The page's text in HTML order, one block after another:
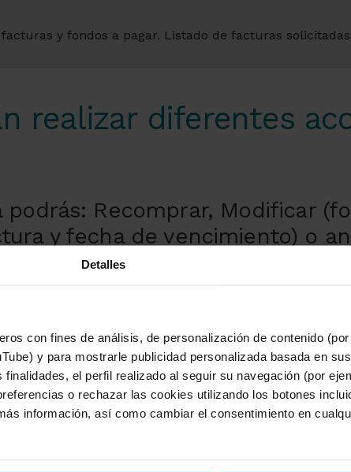
Detalles
con fines de análisis, de personalización de contenido
y para mostrarle publicidad personalizada basada en
el perfil realizado al seguir su navegación (por
o rechazar las cookies utilizando los botones
información, así como cambiar el consentimiento en
realizar diferentes
Recomprar, Modificar
y fecha de vencimiento) o
del dato habilitado sobre la
PDF (PDF 750,28 KB.)